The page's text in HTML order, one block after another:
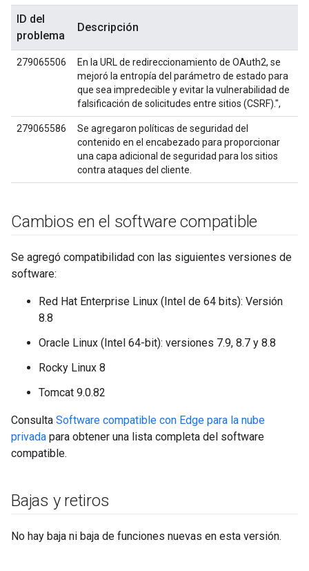
ID del
problema
Descripción
279065506
En la URL de redireccionamiento de OAuth2, se
mejoró la entropía del parámetro de estado para
que sea impredecible y evitar la vulnerabilidad de
falsificación de solicitudes entre sitios (CSRF).",
279065586
Se agregaron políticas de seguridad del
contenido en el encabezado para proporcionar
una capa adicional de seguridad para los sitios
contra ataques del cliente.
Cambios en el software compatible
Se agregó compatibilidad con las siguientes versiones de
software:
Red Hat Enterprise Linux (Intel de 64 bits): Versión
8.8
Oracle Linux (Intel 64-bit): versiones 7.9, 8.7 y 8.8
Rocky Linux 8
Tomcat 9.0.82
Consulta Software compatible con Edge para la nube
privada para obtener una lista completa del software
compatible.
Bajas y retiros
No hay baja ni baja de funciones nuevas en esta versión.